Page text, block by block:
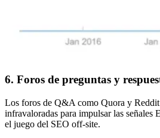
6. Foros de preguntas y
Los foros de Q&A como Quora y
infravaloradas para impulsar las señales
el juego del SEO off-site.